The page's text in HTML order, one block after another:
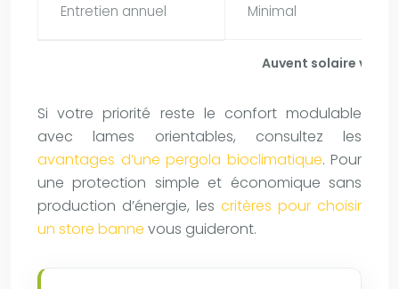
Auvent solaire vs
Entretien annuel Minimal
Si votre priorité reste le confort modulable
avec lames orientables, consultez les
avantages d’une pergola bioclimatique. Pour
une protection simple et économique sans
production d’énergie, les critères pour choisir
un store banne vous guideront.